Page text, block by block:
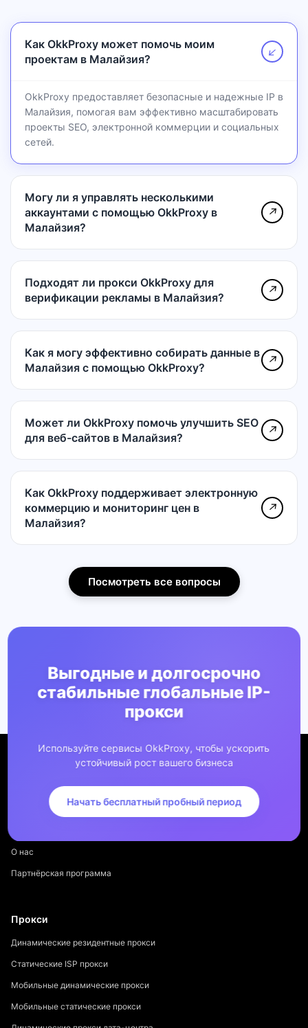
Как OkkProxy может помочь моим
проектам в Малайзия?
↗
OkkProxy предоставляет безопасные и надежные IP в
Малайзия, помогая вам эффективно масштабировать
проекты SEO, электронной коммерции и социальных
сетей.
Могу ли я управлять несколькими
аккаунтами с помощью OkkProxy в
Малайзия?
↗
Подходят ли прокси OkkProxy для
верификации рекламы в Малайзия?
↗
Как я могу эффективно собирать данные в
Малайзия с помощью OkkProxy?
↗
Может ли OkkProxy помочь улучшить SEO
для веб-сайтов в Малайзия?
↗
Как OkkProxy поддерживает электронную
коммерцию и мониторинг цен в
Малайзия?
↗
Посмотреть все вопросы
Выгодные и долгосрочно
стабильные глобальные IP-
прокси
Используйте сервисы OkkProxy, чтобы ускорить
устойчивый рост вашего бизнеса
Начать бесплатный пробный период
О нас
Партнёрская программа
Прокси
Динамические резидентные прокси
Статические ISP прокси
Мобильные динамические прокси
Мобильные статические прокси